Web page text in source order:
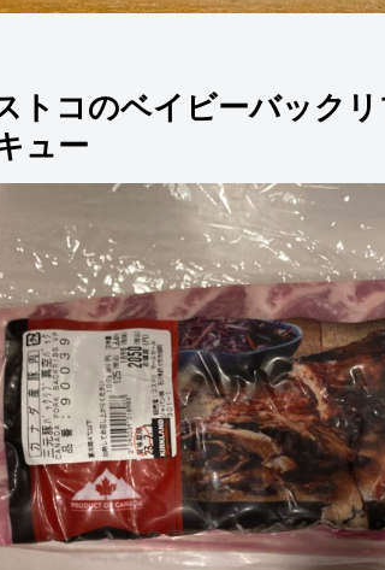
トコのベイビーバック
ュー